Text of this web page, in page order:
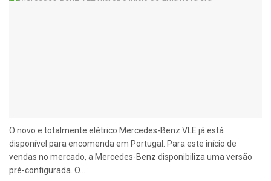
O novo e totalmente elétrico Mercedes-Benz VLE já está
disponível para encomenda em Portugal. Para este início de
vendas no mercado, a Mercedes-Benz disponibiliza uma versão
pré-configurada. O...